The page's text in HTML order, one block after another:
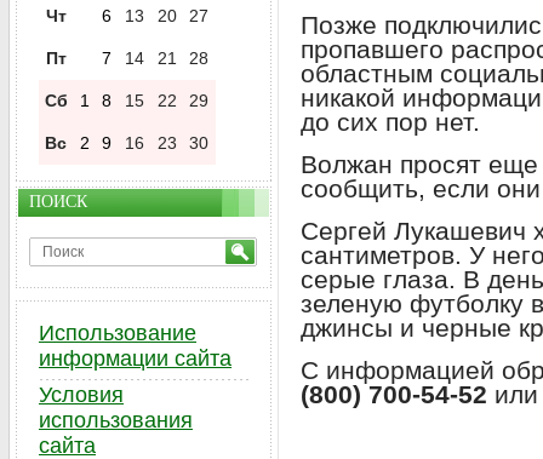
Позже
пропавшего
областным
никакой
до сих пор нет.
Волжан просят еще
сообщить, если
Сергей Лукашевич
сантиметров. У
серые глаза. В
зеленую футболку
джинсы и черные
С информацией
(800) 700-54-52
Чт 6 13 20 27
Пт 7 14 21 28
Сб 1 8 15 22 29
Вс 2 9 16 23 30
ПОИСК
Использование
информации сайта
Условия
использования
сайта